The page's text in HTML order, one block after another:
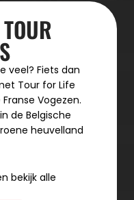
veel? Fiets dan
Tour for Life
Vogezen.
de Belgische
heuvelland
bekijk alle